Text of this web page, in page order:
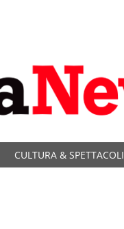
CULTURA & SPETTACOLI